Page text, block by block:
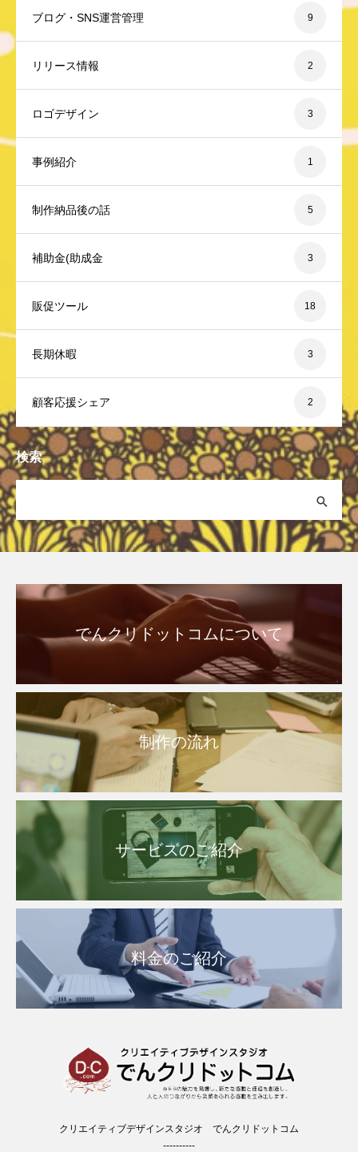
ブログ・SNS運営管理 9
リリース情報 2
ロゴデザイン 3
事例紹介 1
制作納品後の話 5
補助金(助成金 3
販促ツール 18
長期休暇 3
顧客応援シェア 2
検索
でんクリドットコムについて
制作の流れ
サービスのご紹介
料金のご紹介
クリエイティブデザインスタジオ でんクリドットコム
----------